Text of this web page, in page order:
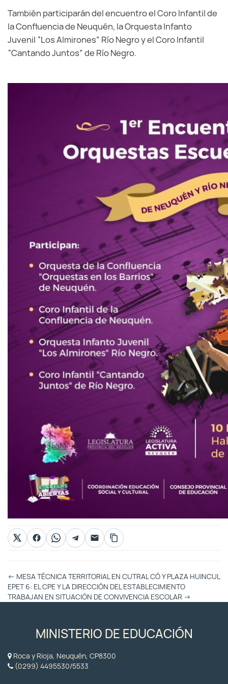
También participarán del encuentro el Coro Infantil de
la Confluencia de Neuquén, la Orquesta Infanto
Juvenil “Los Almirones” Río Negro y el Coro Infantil
“Cantando Juntos” de Río Negro.
Otras
Entradas
← MESA TÉCNICA TERRITORIAL EN CUTRAL CÓ Y PLAZA HUINCUL
EPET 6: EL CPE Y LA DIRECCIÓN DEL ESTABLECIMIENTO
TRABAJAN EN SITUACIÓN DE CONVIVENCIA ESCOLAR →
MINISTERIO DE EDUCACIÓN
Roca y Rioja, Neuquén, CP8300
(0299) 4495530/5533